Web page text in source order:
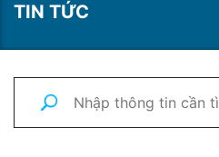
TIN TỨC